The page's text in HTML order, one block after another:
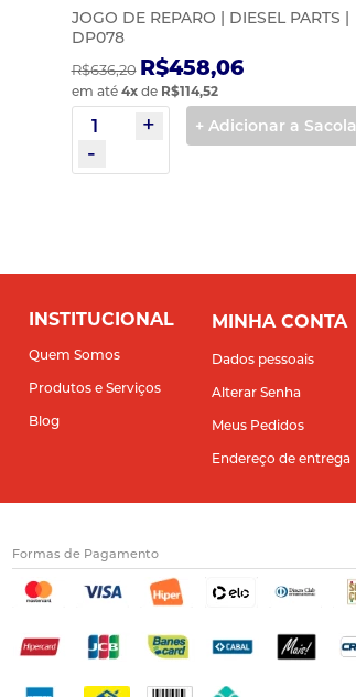
JOGO DE REPARO | DIESEL PARTS |
DP078
R$636,20 R$458,06
em até 4xde R$114,52
+ Adicionar a Sacola
INSTITUCIONAL
Quem Somos
Produtos e Serviços
Blog
MINHA CONTA
Dados pessoais
Alterar Senha
Meus Pedidos
Endereço de entrega
Formas de Pagamento